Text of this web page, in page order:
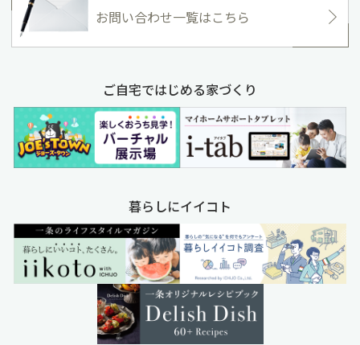
お問い合わせ一覧はこちら
ご自宅ではじめる家づくり
暮らしにイイコト